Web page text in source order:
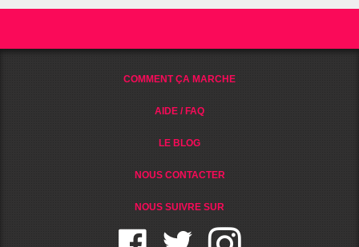
COMMENT ÇA MARCHE
AIDE / FAQ
LE BLOG
NOUS CONTACTER
NOUS SUIVRE SUR